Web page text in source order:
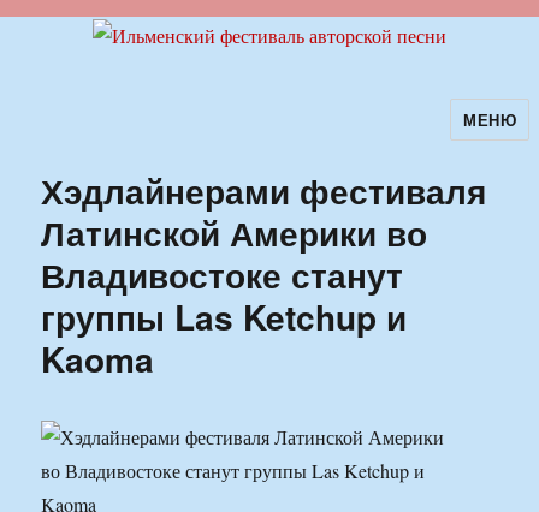
Ильменский фестиваль авторскойМЕНЮ
Хэдлайнерами фестиваля
Латинской Америки во
Владивостоке станут
группы Las Ketchup и
Kaoma